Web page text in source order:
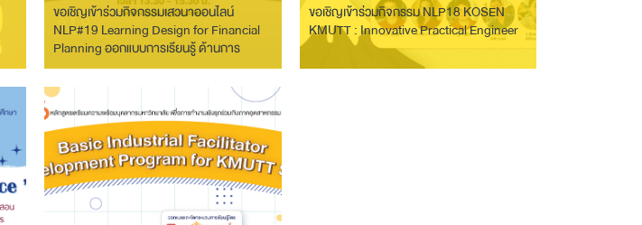
ขอเชิญเข้าร่วมกิจกรรมเสวนาออนไลน์
NLP#19 Learning Design for Financial
Planning ออกแบบการเรียนรู้ ด้านการ
บริหารการเงิน
ขอเชิญเข้าร่วมกิจกรรม NLP18 KOSEN
KMUTT : Innovative Practical Engineer